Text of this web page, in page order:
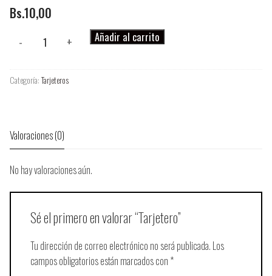
Bs.10,00
- + Añadir al carrito
Categoría:Tarjeteros
Valoraciones (0)
No hay valoraciones aún.
Sé el primero en valorar “Tarjetero”
Tu dirección de correo electrónico no será publicada. Los
campos obligatorios están marcados con *